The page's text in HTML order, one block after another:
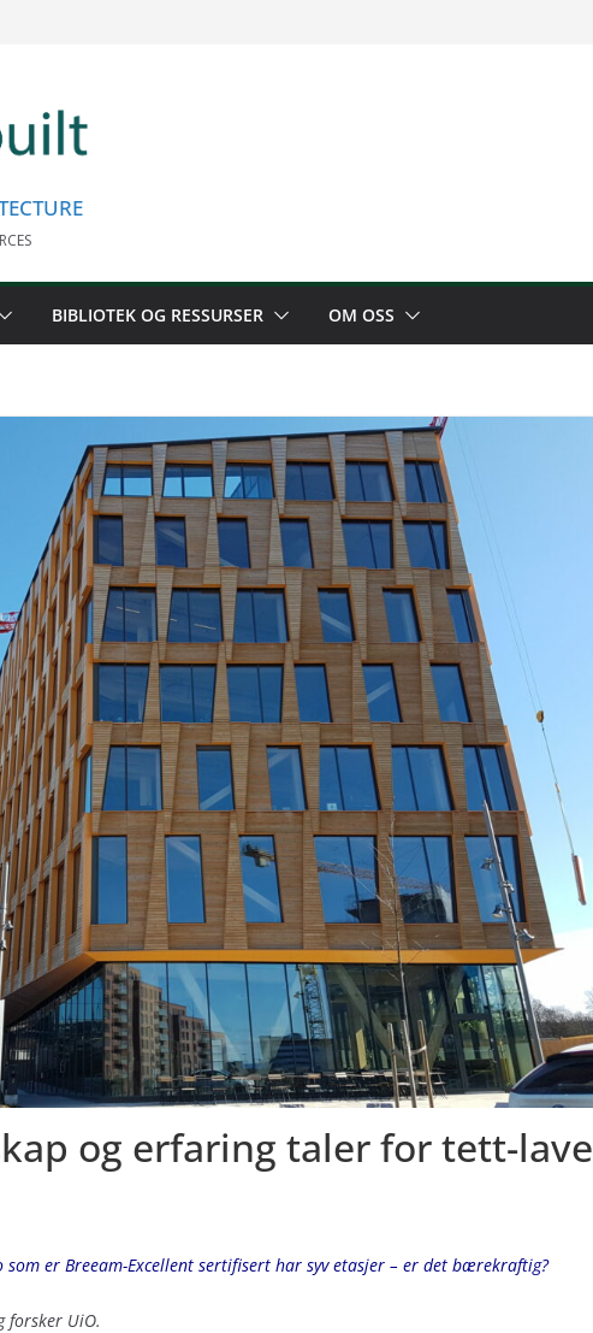
BIBLIOTEK OG RESSURSER OM OSS
og erfaring taler for tett-lave
som er Breeam-Excellent sertifisert har syv etasjer – er det bærekraftig?
forsker UiO.